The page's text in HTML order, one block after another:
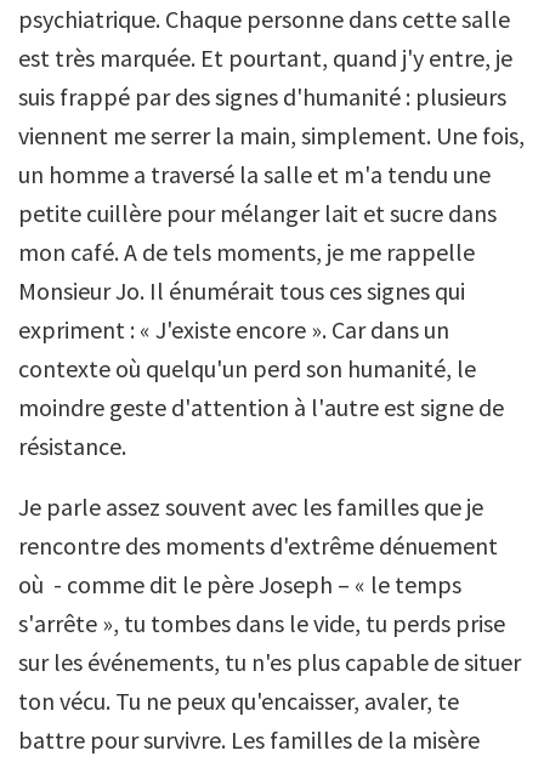
psychiatrique. Chaque personne dans cette salle
est très marquée. Et pourtant, quand j'y entre, je
suis frappé par des signes d'humanité : plusieurs
viennent me serrer la main, simplement. Une fois,
un homme a traversé la salle et m'a tendu une
petite cuillère pour mélanger lait et sucre dans
mon café. A de tels moments, je me rappelle
Monsieur Jo. Il énumérait tous ces signes qui
expriment : « J'existe encore ». Car dans un
contexte où quelqu'un perd son humanité, le
moindre geste d'attention à l'autre est signe de
résistance.
Je parle assez souvent avec les familles que je
rencontre des moments d'extrême dénuement
où - comme dit le père Joseph – « le temps
s'arrête », tu tombes dans le vide, tu perds prise
sur les événements, tu n'es plus capable de situer
ton vécu. Tu ne peux qu'encaisser, avaler, te
battre pour survivre. Les familles de la misère